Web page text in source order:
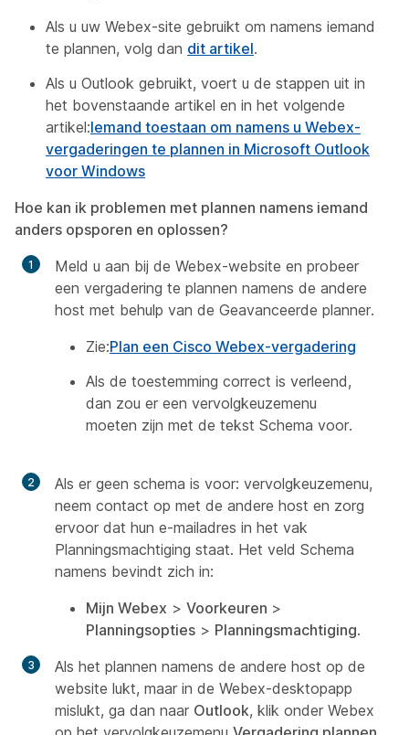
Als u uw Webex-site gebruikt om namens iemand
te plannen, volg dan dit artikel.
Als u Outlook gebruikt, voert u de stappen uit in
het bovenstaande artikel en in het volgende
artikel:Iemand toestaan om namens u Webex-
vergaderingen te plannen in Microsoft Outlook
voor Windows
Hoe kan ik problemen met plannen namens iemand
anders opsporen en oplossen?
Meld u aan bij de Webex-website en probeer
een vergadering te plannen namens de andere
host met behulp van de Geavanceerde planner.
Zie:Plan een Cisco Webex-vergadering
Als de toestemming correct is verleend,
dan zou er een vervolgkeuzemenu
moeten zijn met de tekst Schema voor.
Als er geen schema is voor: vervolgkeuzemenu,
neem contact op met de andere host en zorg
ervoor dat hun e-mailadres in het vak
Planningsmachtiging staat. Het veld Schema
namens bevindt zich in:
Mijn Webex > Voorkeuren >
Planningsopties > Planningsmachtiging.
Als het plannen namens de andere host op de
website lukt, maar in de Webex-desktopapp
mislukt, ga dan naar Outlook, klik onder Webex